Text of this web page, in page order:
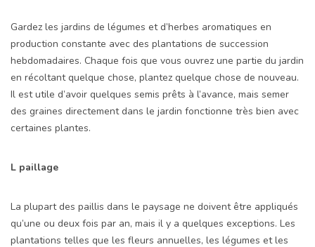
Gardez les jardins de légumes et d’herbes aromatiques en
production constante avec des plantations de succession
hebdomadaires. Chaque fois que vous ouvrez une partie du jardin
en récoltant quelque chose, plantez quelque chose de nouveau.
Il est utile d’avoir quelques semis prêts à l’avance, mais semer
des graines directement dans le jardin fonctionne très bien avec
certaines plantes.
L paillage
La plupart des paillis dans le paysage ne doivent être appliqués
qu’une ou deux fois par an, mais il y a quelques exceptions. Les
plantations telles que les fleurs annuelles, les légumes et les